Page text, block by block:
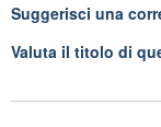
Suggerisci una
Valuta il titolo di